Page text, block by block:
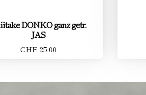
DONKO ganz getr.
JAS
CHF 25.00